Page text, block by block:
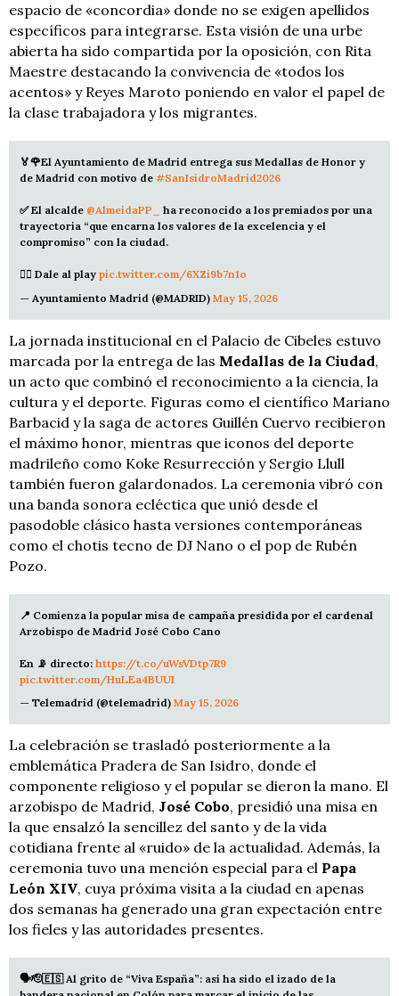
espacio de «concordia» donde no se exigen apellidos
específicos para integrarse. Esta visión de una urbe
abierta ha sido compartida por la oposición, con Rita
Maestre destacando la convivencia de «todos los
acentos» y Reyes Maroto poniendo en valor el papel de
la clase trabajadora y los migrantes.
🏅🌹El Ayuntamiento de Madrid entrega sus Medallas de Honor y
de Madrid con motivo de #SanIsidroMadrid2026
✅ El alcalde @AlmeidaPP_
ha reconocido a los premiados por una
trayectoria “que encarna los valores de la excelencia y el
compromiso” con la ciudad.
👉🏻 Dale al play pic.twitter.com/6XZi9b7n1o
— Ayuntamiento Madrid (@MADRID) May 15, 2026
La jornada institucional en el Palacio de Cibeles estuvo
marcada por la entrega de las Medallas de la Ciudad,
un acto que combinó el reconocimiento a la ciencia, la
cultura y el deporte. Figuras como el científico Mariano
Barbacid y la saga de actores Guillén Cuervo recibieron
el máximo honor, mientras que iconos del deporte
madrileño como Koke Resurrección y Sergio Llull
también fueron galardonados. La ceremonia vibró con
una banda sonora ecléctica que unió desde el
pasodoble clásico hasta versiones contemporáneas
como el chotis tecno de DJ Nano o el pop de Rubén
Pozo.
📍 Comienza la popular misa de campaña presidida por el cardenal
Arzobispo de Madrid José Cobo Cano
En 📡 directo: https://t.co/uWsVDtp7R9
pic.twitter.com/HuLEa4BUUI
— Telemadrid (@telemadrid) May 15, 2026
La celebración se trasladó posteriormente a la
emblemática Pradera de San Isidro, donde el
componente religioso y el popular se dieron la mano. El
arzobispo de Madrid, José Cobo, presidió una misa en
la que ensalzó la sencillez del santo y de la vida
cotidiana frente al «ruido» de la actualidad. Además, la
ceremonia tuvo una mención especial para el Papa
León XIV, cuya próxima visita a la ciudad en apenas
dos semanas ha generado una gran expectación entre
los fieles y las autoridades presentes.
🗣️🫡🇪🇸 Al grito de “Viva España”: así ha sido el izado de la